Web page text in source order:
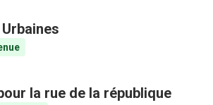
la rue de la république